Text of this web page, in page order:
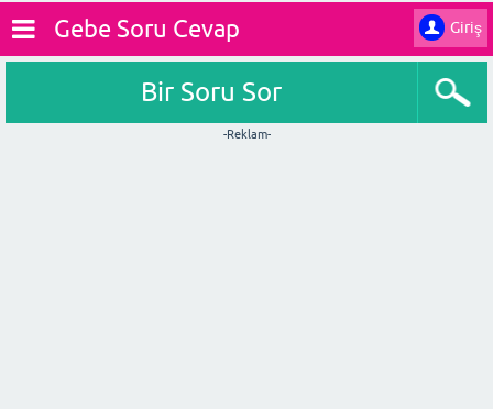
Giriş
Gebe Soru Cevap
Bir Soru Sor
-Reklam-